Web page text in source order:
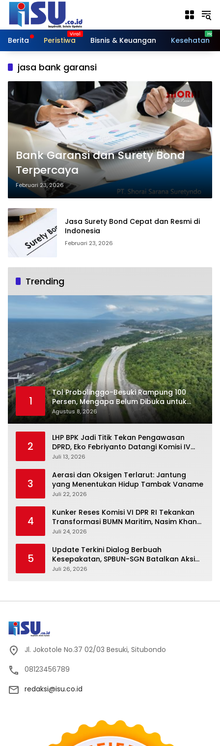
Langsung
konten
Berita
Peristiwa Bisnis & Keuangan Kesehatan
jasa bank garansi
Bank Garansi dan Surety Bond
Terpercaya
Februari 23, 2026
Jasa Surety Bond Cepat dan Resmi di
Indonesia
Februari 23, 2026
Trending
1
Tol Probolinggo-Besuki Rampung 100
Persen, Mengapa Belum Dibuka untuk
Publik?
Agustus 8, 2026
2
LHP BPK Jadi Titik Tekan Pengawasan
DPRD, Eko Febriyanto Datangi Komisi IV
dan Ajak Dewan Kembali Berpijak pada
Juli 13, 2026
3
Aerasi dan Oksigen Terlarut: Jantung
yang Menentukan Hidup Tambak Vaname
Juli 22, 2026
4
Kunker Reses Komisi VI DPR RI Tekankan
Transformasi BUMN Maritim, Nasim Khan
Kawal Penguatan Sektor Laut
Juli 24, 2026
5
Update Terkini Dialog Berbuah
Kesepakatan, SPBUN-SGN Batalkan Aksi
Nasional Setelah Holding Penuhi Sejumlah
Juli 26, 2026
Jl. Jokotole No.37 02/03 Besuki, Situbondo
08123456789
redaksi@isu.co.id